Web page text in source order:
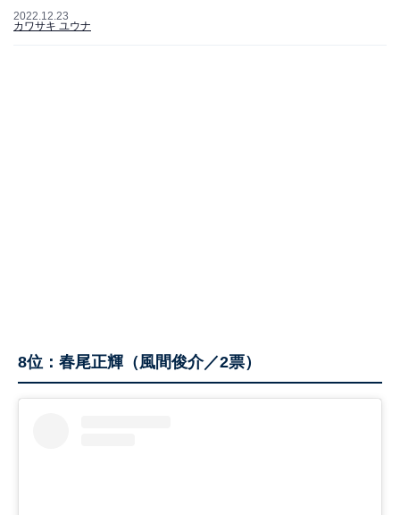
2022.12.23
カワサキ ユウナ
8位：春尾正輝（風間俊介／2票）